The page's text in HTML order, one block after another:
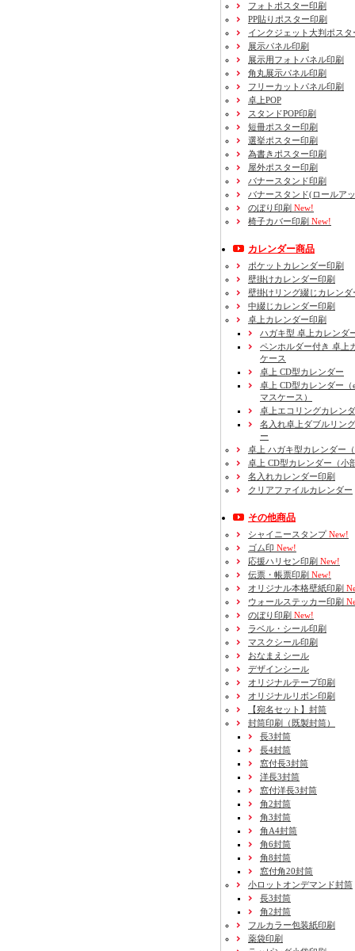
フォトポスター印刷
PP貼りポスター印刷
インクジェット大判ポスタ
展示パネル印刷
展示用フォトパネル印刷
角丸展示パネル印刷
フリーカットパネル印刷
卓上POP
スタンドPOP印刷
短冊ポスター印刷
選挙ポスター印刷
為書きポスター印刷
屋外ポスター印刷
バナースタンド印刷
バナースタンド(ロールア
のぼり印刷 New!
椅子カバー印刷 New!
カレンダー商品
ポケットカレンダー印刷
壁掛けカレンダー印刷
壁掛けリング綴じカレンダ
中綴じカレンダー印刷
卓上カレンダー印刷
ハガキ型 卓上カレンダ
ペンホルダー付き 卓上
ケース
卓上 CD型カレンダー
卓上 CD型カレンダー（
マスケース）
卓上エコリングカレン
名入れ卓上ダブルリン
ー
卓上 ハガキ型カレンダー
卓上 CD型カレンダー（小
名入れカレンダー印刷
クリアファイルカレンダー
その他商品
シャイニースタンプNew!
ゴム印 New!
応援ハリセン印刷 New!
伝票・帳票印刷 New!
オリジナル本格壁紙印刷
ウォールステッカー印刷
のぼり印刷 New!
ラベル・シール印刷
マスクシール印刷
おなまえシール
デザインシール
オリジナルテープ印刷
オリジナルリボン印刷
【宛名セット】封筒
封筒印刷
（既製封筒）
長3封筒
長4封筒
窓付長3封筒
洋長3封筒
窓付洋長3封筒
角2封筒
角3封筒
角A4封筒
角6封筒
角8封筒
窓付角20封筒
小ロットオンデマンド封筒
長3封筒
角2封筒
フルカラー包装紙印刷
薬袋印刷